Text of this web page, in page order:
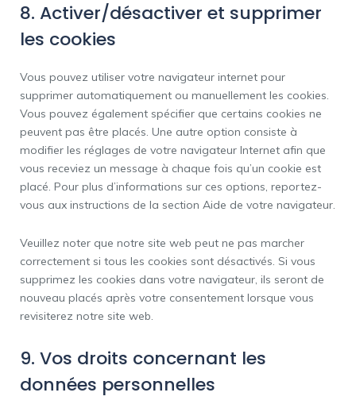
8. Activer/désactiver et supprimer
les cookies
Vous pouvez utiliser votre navigateur internet pour
supprimer automatiquement ou manuellement les cookies.
Vous pouvez également spécifier que certains cookies ne
peuvent pas être placés. Une autre option consiste à
modifier les réglages de votre navigateur Internet afin que
vous receviez un message à chaque fois qu’un cookie est
placé. Pour plus d’informations sur ces options, reportez-
vous aux instructions de la section Aide de votre navigateur.
Veuillez noter que notre site web peut ne pas marcher
correctement si tous les cookies sont désactivés. Si vous
supprimez les cookies dans votre navigateur, ils seront de
nouveau placés après votre consentement lorsque vous
revisiterez notre site web.
9. Vos droits concernant les
données personnelles